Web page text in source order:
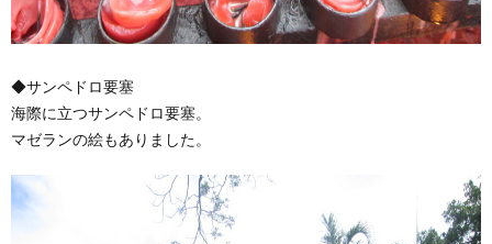
◆サンペドロ要塞
海際に立つサンペドロ要塞。
マゼランの絵もありました。